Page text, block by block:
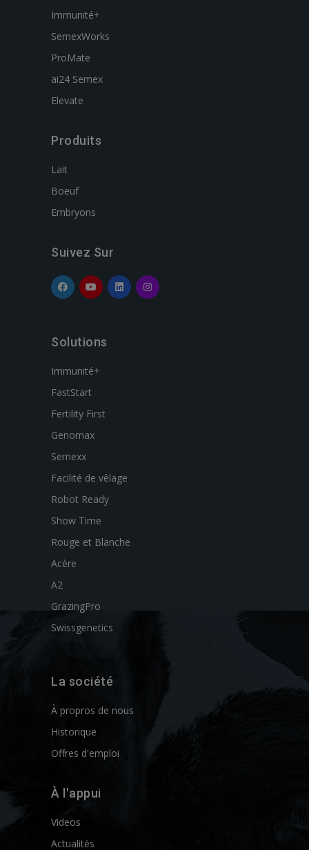
Immunité+
SemexWorks
ProMate
ai24 Semex
Elevate
Produits
Lait
Boeuf
Embryons
Suivez Sur
Solutions
Immunité+
FastStart
Fertility First
Genomax
Semexx
Facilité de vêlage
Robot Ready
Show Time
Rouge et Blanche
Acère
A2
GrazingPro
Swissgenetics
La société
À propros de nous
Historique
Offres d'emploi
À l'appui
Videos
Actualités